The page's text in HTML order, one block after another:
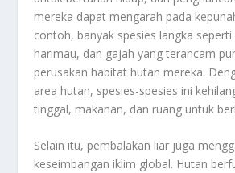
mereka dapat mengarah pada
contoh, banyak spesies langka
harimau, dan gajah yang terancam
perusakan habitat hutan mereka.
area hutan, spesies-spesies ini
tinggal, makanan, dan ruang untuk
Selain itu, pembalakan liar juga
keseimbangan iklim global. Hutan